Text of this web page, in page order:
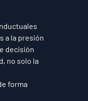
a la presión
decisión
no solo la
forma